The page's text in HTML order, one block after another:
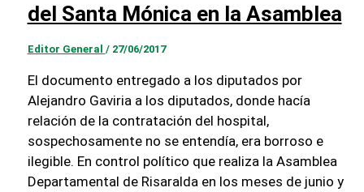
del Santa Mónica en la Asamblea
Editor General / 27/06/2017
El documento entregado a los diputados por
Alejandro Gaviria a los diputados, donde hacía
relación de la contratación del hospital,
sospechosamente no se entendía, era borroso e
ilegible. En control político que realiza la Asamblea
Departamental de Risaralda en los meses de junio y